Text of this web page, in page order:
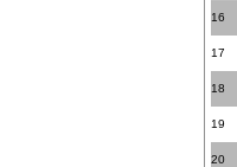
16
17
18
19
20